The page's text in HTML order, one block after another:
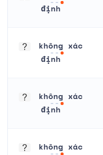
định
không xác
định
không xác
định
không xác